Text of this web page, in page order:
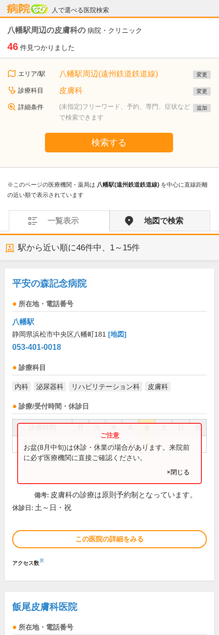
人で選べる医院検索
病院なび
八幡駅周辺の皮膚科の 病院・クリニック
46 件見つかりました
エリア/駅 八幡駅周辺(遠州鉄道鉄道線) 変更
診療科目 皮膚科 変更
詳細条件
(未指定)フリーワード、予約、専門、症状など
で検索できます
追加
検索する
※このページの医療機関・薬局は 八幡駅(遠州鉄道鉄道線) を中心に直線距離
の近い順で表示されています
一覧表示 地図で検索
駅から近い順に46件中、 1～15件
平安の森記念病院
所在地・電話番号
八幡駅
静岡県浜松市中央区八幡町181 [地図]
053-401-0018
診療科目
内科 泌尿器科 リハビリテーション科 皮膚科
診療/受付時間・休診日
祝
9:00～12:00 ● ● ● ● ●
お盆(8月中旬)は休診・休業の場合があります。来院前
に必ず医療機関に直接ご確認ください。
×閉じる
備考: 皮膚科の診療は原則予約制となっています。
休診日: 土～日・祝
この医院の詳細をみる
アクセス数※
飯尾皮膚科医院
所在地・電話番号